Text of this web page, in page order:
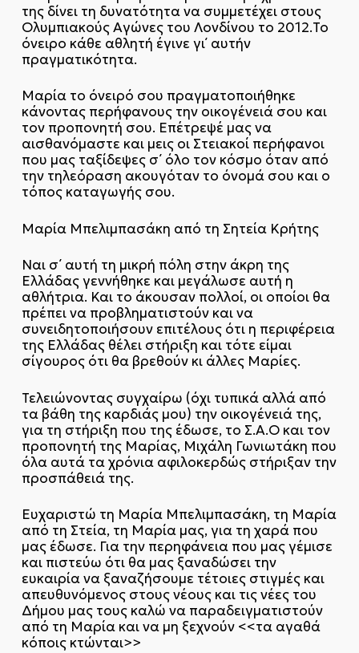
της δίνει τη δυνατότητα να συμμετέχει στους
Ολυμπιακούς Αγώνες του Λονδίνου το 2012.Το
όνειρο κάθε αθλητή έγινε γι΄ αυτήν
πραγματικότητα.
Μαρία το όνειρό σου πραγματοποιήθηκε
κάνοντας περήφανους την οικογένειά σου και
τον προπονητή σου. Επέτρεψέ μας να
αισθανόμαστε και μεις οι Στειακοί περήφανοι
που μας ταξίδεψες σ΄ όλο τον κόσμο όταν από
την τηλεόραση ακουγόταν το όνομά σου και ο
τόπος καταγωγής σου.
Μαρία Μπελιμπασάκη από τη Σητεία Κρήτης
Ναι σ΄ αυτή τη μικρή πόλη στην άκρη της
Ελλάδας γεννήθηκε και μεγάλωσε αυτή η
αθλήτρια. Και το άκουσαν πολλοί, οι οποίοι θα
πρέπει να προβληματιστούν και να
συνειδητοποιήσουν επιτέλους ότι η περιφέρεια
της Ελλάδας θέλει στήριξη και τότε είμαι
σίγουρος ότι θα βρεθούν κι άλλες Μαρίες.
Τελειώνοντας συγχαίρω (όχι τυπικά αλλά από
τα βάθη της καρδιάς μου) την οικογένειά της,
για τη στήριξη που της έδωσε, το Σ.Α.Ο και τον
προπονητή της Μαρίας, Μιχάλη Γωνιωτάκη που
όλα αυτά τα χρόνια αφιλοκερδώς στήριξαν την
προσπάθειά της.
Ευχαριστώ τη Μαρία Μπελιμπασάκη, τη Μαρία
από τη Στεία, τη Μαρία μας, για τη χαρά που
μας έδωσε. Για την περηφάνεια που μας γέμισε
και πιστεύω ότι θα μας ξαναδώσει την
ευκαιρία να ξαναζήσουμε τέτοιες στιγμές και
απευθυνόμενος στους νέους και τις νέες του
Δήμου μας τους καλώ να παραδειγματιστούν
από τη Μαρία και να μη ξεχνούν <<τα αγαθά
κόποις κτώνται>>